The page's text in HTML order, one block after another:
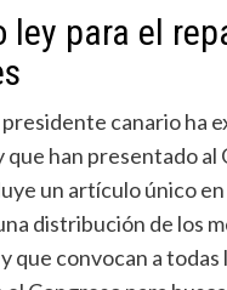
ley para el
presidente canario ha
que han presentado al
un artículo único en
distribución de los
que convocan a todas